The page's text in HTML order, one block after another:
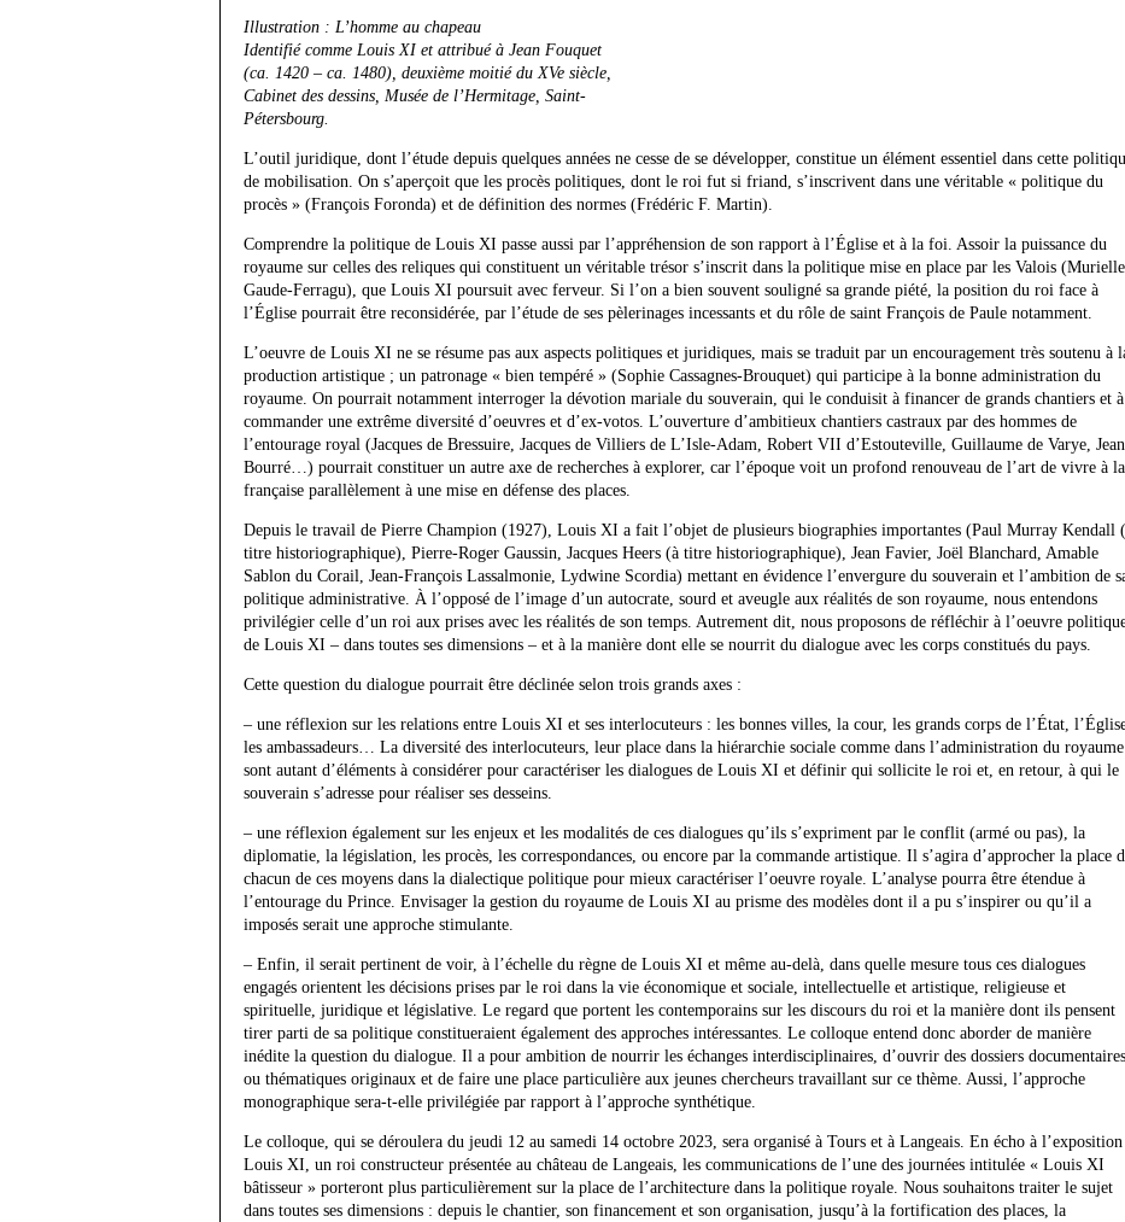
Illustration : L’homme au chapeau
Identifié comme Louis XI et attribué à Jean Fouquet
(ca. 1420 – ca. 1480), deuxième moitié du XVe siècle,
Cabinet des dessins, Musée de l’Hermitage, Saint-
Pétersbourg.
L’outil juridique, dont l’étude depuis quelques années ne cesse de se développer, constitue un élément essentiel dans cette
de mobilisation. On s’aperçoit que les procès politiques, dont le roi fut si friand, s’inscrivent dans une véritable « politique du
procès » (François Foronda) et de définition des normes (Frédéric F. Martin).
Comprendre la politique de Louis XI passe aussi par l’appréhension de son rapport à l’Église et à la foi. Assoir la puissance du
royaume sur celles des reliques qui constituent un véritable trésor s’inscrit dans la politique mise en place par les Valois (Murielle
Gaude-Ferragu), que Louis XI poursuit avec ferveur. Si l’on a bien souvent souligné sa grande piété, la position du roi face à
l’Église pourrait être reconsidérée, par l’étude de ses pèlerinages incessants et du rôle de saint François de Paule notamment.
L’oeuvre de Louis XI ne se résume pas aux aspects politiques et juridiques, mais se traduit par un encouragement très soutenu à
production artistique ; un patronage « bien tempéré » (Sophie Cassagnes-Brouquet) qui participe à la bonne administration du
royaume. On pourrait notamment interroger la dévotion mariale du souverain, qui le conduisit à financer de grands chantiers et à
commander une extrême diversité d’oeuvres et d’ex-votos. L’ouverture d’ambitieux chantiers castraux par des hommes de
l’entourage royal (Jacques de Bressuire, Jacques de Villiers de L’Isle-Adam, Robert VII d’Estouteville, Guillaume de Varye, Jean
Bourré…) pourrait constituer un autre axe de recherches à explorer, car l’époque voit un profond renouveau de l’art de vivre à la
française parallèlement à une mise en défense des places.
Depuis le travail de Pierre Champion (1927), Louis XI a fait l’objet de plusieurs biographies importantes (Paul Murray Kendall
titre historiographique), Pierre-Roger Gaussin, Jacques Heers (à titre historiographique), Jean Favier, Joël Blanchard, Amable
Sablon du Corail, Jean-François Lassalmonie, Lydwine Scordia) mettant en évidence l’envergure du souverain et l’ambition de
politique administrative. À l’opposé de l’image d’un autocrate, sourd et aveugle aux réalités de son royaume, nous entendons
privilégier celle d’un roi aux prises avec les réalités de son temps. Autrement dit, nous proposons de réfléchir à l’oeuvre
de Louis XI – dans toutes ses dimensions – et à la manière dont elle se nourrit du dialogue avec les corps constitués du pays.
Cette question du dialogue pourrait être déclinée selon trois grands axes :
– une réflexion sur les relations entre Louis XI et ses interlocuteurs : les bonnes villes, la cour, les grands corps de l’État,
les ambassadeurs… La diversité des interlocuteurs, leur place dans la hiérarchie sociale comme dans l’administration du royaume
sont autant d’éléments à considérer pour caractériser les dialogues de Louis XI et définir qui sollicite le roi et, en retour, à qui le
souverain s’adresse pour réaliser ses desseins.
– une réflexion également sur les enjeux et les modalités de ces dialogues qu’ils s’expriment par le conflit (armé ou pas), la
diplomatie, la législation, les procès, les correspondances, ou encore par la commande artistique. Il s’agira d’approcher la place
chacun de ces moyens dans la dialectique politique pour mieux caractériser l’oeuvre royale. L’analyse pourra être étendue à
l’entourage du Prince. Envisager la gestion du royaume de Louis XI au prisme des modèles dont il a pu s’inspirer ou qu’il a
imposés serait une approche stimulante.
– Enfin, il serait pertinent de voir, à l’échelle du règne de Louis XI et même au-delà, dans quelle mesure tous ces dialogues
engagés orientent les décisions prises par le roi dans la vie économique et sociale, intellectuelle et artistique, religieuse et
spirituelle, juridique et législative. Le regard que portent les contemporains sur les discours du roi et la manière dont ils pensent
tirer parti de sa politique constitueraient également des approches intéressantes. Le colloque entend donc aborder de manière
inédite la question du dialogue. Il a pour ambition de nourrir les échanges interdisciplinaires, d’ouvrir des dossiers documentaires
ou thématiques originaux et de faire une place particulière aux jeunes chercheurs travaillant sur ce thème. Aussi, l’approche
monographique sera-t-elle privilégiée par rapport à l’approche synthétique.
Le colloque, qui se déroulera du jeudi 12 au samedi 14 octobre 2023, sera organisé à Tours et à Langeais. En écho à l’exposition
Louis XI, un roi constructeur présentée au château de Langeais, les communications de l’une des journées intitulée « Louis XI
bâtisseur » porteront plus particulièrement sur la place de l’architecture dans la politique royale. Nous souhaitons traiter le sujet
dans toutes ses dimensions : depuis le chantier, son financement et son organisation, jusqu’à la fortification des places, la